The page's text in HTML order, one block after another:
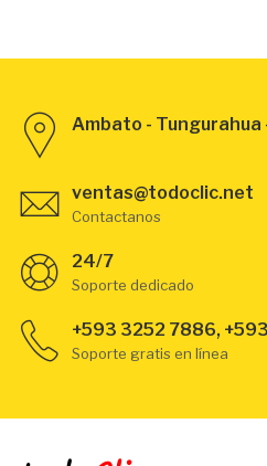
Ambato - Tungurahua
ventas@todoclic.net
Contactanos
24/7
Soporte dedicado
+593 3252 7886,
Soporte gratis en línea